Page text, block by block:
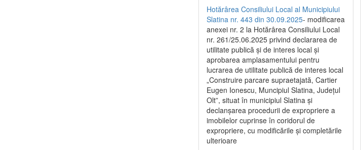
Hotărârea Consiliului Local al Municipiului
Slatina nr. 443 din 30.09.2025- modificarea
anexei nr. 2 la Hotărârea Consiliului Local
nr. 261/25.06.2025 privind declararea de
utilitate publică şi de interes local şi
aprobarea amplasamentului pentru
lucrarea de utilitate publică de interes local
„Construire parcare supraetajată, Cartier
Eugen Ionescu, Muncipiul Slatina, Judeţul
Olt”, situat în municipiul Slatina şi
declanşarea procedurii de expropriere a
imobilelor cuprinse în coridorul de
expropriere, cu modificările şi completările
ulterioare